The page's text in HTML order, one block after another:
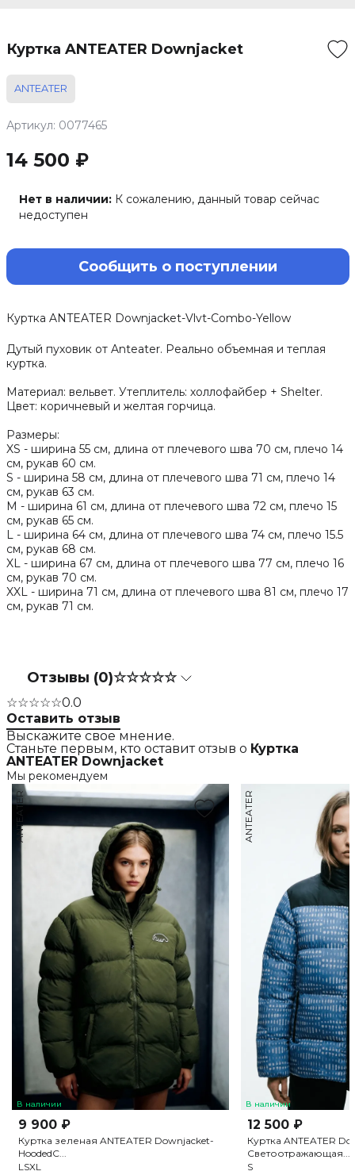
Куртка ANTEATER Downjacket
ANTEATER
Артикул: 0077465
14 500 ₽
Нет в наличии: К сожалению, данный товар сейчас
недоступен
Сообщить о поступлении
Куртка ANTEATER Downjacket-Vlvt-Combo-Yellow
Дутый пуховик от Anteater. Реально объемная и теплая
куртка.
Материал: вельвет. Утеплитель: холлофайбер + Shelter.
Цвет: коричневый и желтая горчица.
Размеры:
XS - ширина 55 см, длина от плечевого шва 70 см, плечо 14
см, рукав 60 см.
S - ширина 58 см, длина от плечевого шва 71 см, плечо 14
см, рукав 63 см.
M - ширина 61 см, длина от плечевого шва 72 см, плечо 15
см, рукав 65 см.
L - ширина 64 см, длина от плечевого шва 74 см, плечо 15.5
см, рукав 68 см.
XL - ширина 67 см, длина от плечевого шва 77 см, плечо 16
см, рукав 70 см.
XXL - ширина 71 см, длина от плечевого шва 81 см, плечо 17
см, рукав 71 см.
Отзывы (0)☆☆☆☆☆
☆☆☆☆☆0.0
Оставить отзыв
Выскажите свое мнение.
Станьте первым, кто оставит отзыв о Куртка
ANTEATER Downjacket
Мы рекомендуем
В наличии
ANTEATER
9 900 ₽
Куртка зеленая ANTEATER Downjacket-
HoodedC...
LSXL
В наличии
ANTEATER
12 500 ₽
Куртка ANTEATER
Светоотражающая...
S